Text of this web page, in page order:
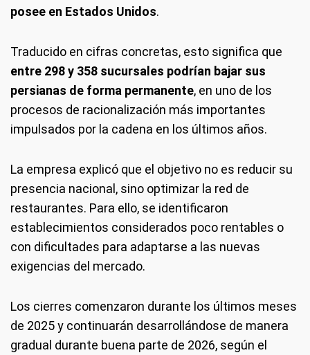
posee en Estados Unidos.
Traducido en cifras concretas, esto significa que
entre 298 y 358 sucursales podrían bajar sus
persianas de forma permanente, en uno de los
procesos de racionalización más importantes
impulsados por la cadena en los últimos años.
La empresa explicó que el objetivo no es reducir su
presencia nacional, sino optimizar la red de
restaurantes. Para ello, se identificaron
establecimientos considerados poco rentables o
con dificultades para adaptarse a las nuevas
exigencias del mercado.
Los cierres comenzaron durante los últimos meses
de 2025 y continuarán desarrollándose de manera
gradual durante buena parte de 2026, según el